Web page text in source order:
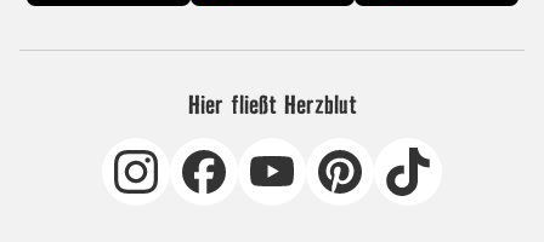
Hier fließt Herzblut